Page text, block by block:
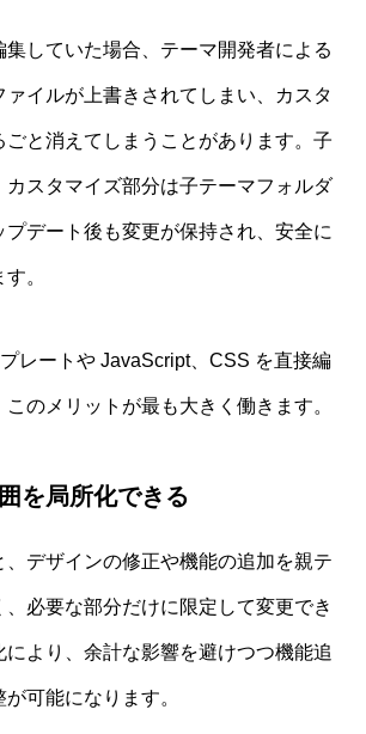
集していた場合、テーマ開発者による
ァイルが上書きされてしまい、カスタ
ごと消えてしまうことがあります。子
カスタマイズ部分は子テーマフォルダ
プデート後も変更が保持され、安全に
。
レートや JavaScript、CSS を直接編
のメリットが最も大きく働きます。
を局所化できる
、デザインの修正や機能の追加を親テ
、必要な部分だけに限定して変更でき
により、余計な影響を避けつつ機能追
可能になります。